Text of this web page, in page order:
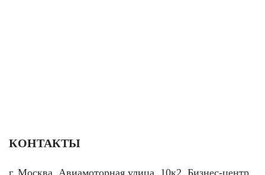
КОНТАКТЫ
г. Москва, Авиамоторная улица, 10к2, Бизнес-центр